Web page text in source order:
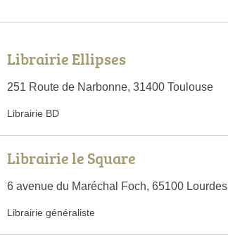
Librairie Ellipses
251 Route de Narbonne, 31400 Toulouse
Librairie BD
Librairie le Square
6 avenue du Maréchal Foch, 65100 Lourdes
Librairie généraliste